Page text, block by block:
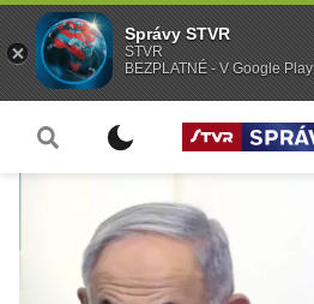
Správy STVR
STVR
BEZPLATNÉ - V Google Play